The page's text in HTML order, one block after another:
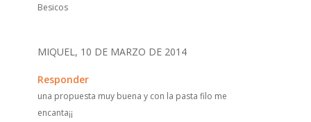
Besicos
MIQUEL, 10 DE MARZO DE 2014
Responder
una propuesta muy buena y con la pasta filo me
encanta¡¡